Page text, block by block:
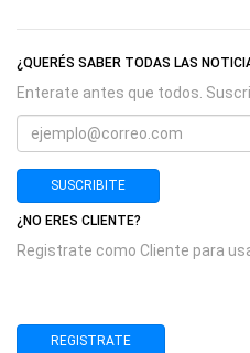
¿QUERÉS SABER TODAS LAS
Enterate antes que todos.
SUSCRIBITE
¿NO ERES CLIENTE?
Registrate como Cliente para
REGISTRATE